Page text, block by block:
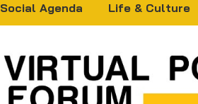
Social Agenda Life & Culture